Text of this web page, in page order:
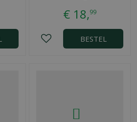
€ 18,99
BESTEL